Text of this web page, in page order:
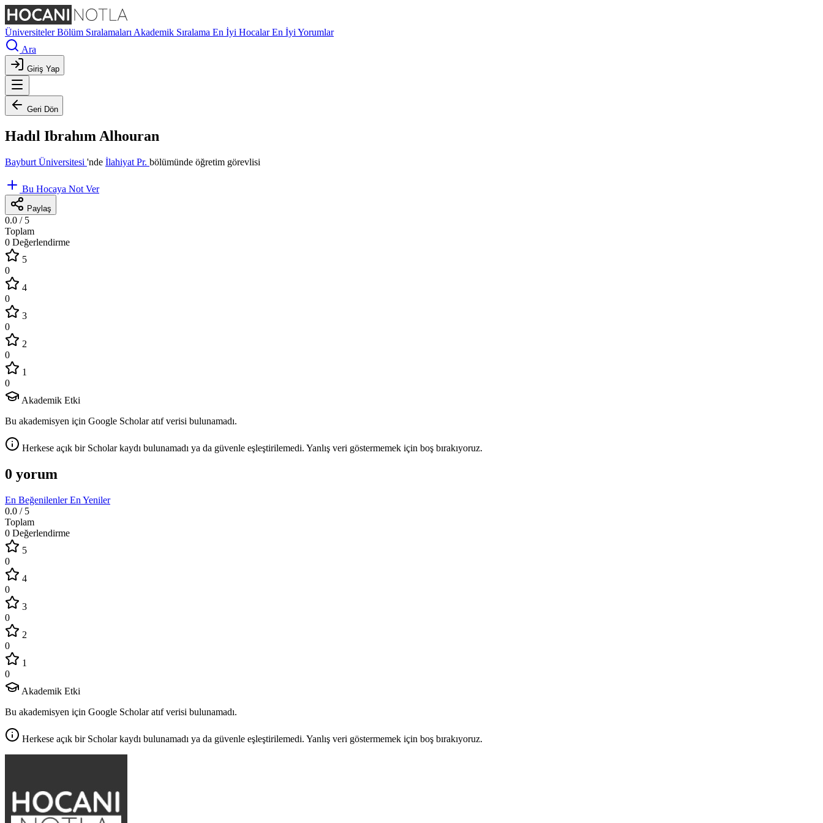
ÜniversitelerBölüm Sıralamaları Akademik Sıralama En İyi HocalarEn İyi Yorumlar
Ara
Giriş Yap
Geri Dön
Hadıl Ibrahım Alhouran
Bayburt Üniversitesi 'nde İlahiyat Pr. bölümünde öğretim görevlisi
Bu Hocaya Not Ver
Paylaş
0.0 / 5
Toplam
0 Değerlendirme
5
0
4
0
3
0
2
0
1
0
Akademik Etki
Bu akademisyen için Google Scholar atıf verisi bulunamadı.
Herkese açık bir Scholar kaydı bulunamadı ya da güvenle eşleştirilemedi. Yanlış veri göstermemek için boş bırakıyoruz.
0 yorum
En BeğenilenlerEn Yeniler
0.0 / 5
Toplam
0 Değerlendirme
5
0
4
0
3
0
2
0
1
0
Akademik Etki
Bu akademisyen için Google Scholar atıf verisi bulunamadı.
Herkese açık bir Scholar kaydı bulunamadı ya da güvenle eşleştirilemedi. Yanlış veri göstermemek için boş bırakıyoruz.